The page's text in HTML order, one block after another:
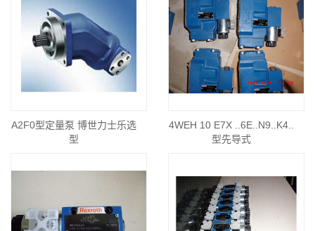
A2F0型定量泵 博世力士乐选
型
4WEH 10 E7X ..6E..N9..K4..
型先导式